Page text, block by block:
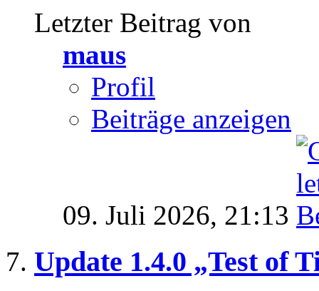
Letzter Beitrag von
maus
Profil
Beiträge anzeigen
09. Juli 2026, 21:13
Update 1.4.0 „Test of